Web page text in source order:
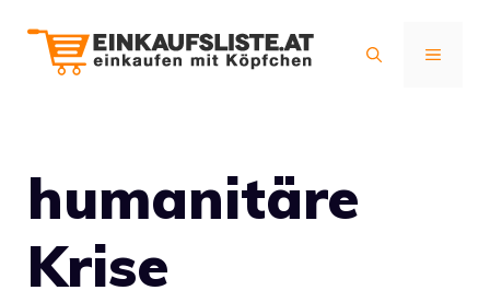
Inhalt
MENÜ
humanitäre
Krise